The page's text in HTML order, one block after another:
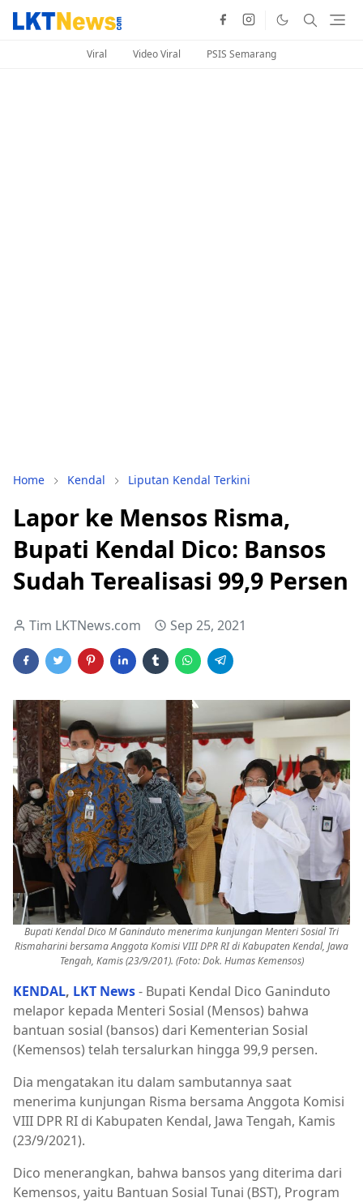
Viral Video Viral PSIS Semarang
Home Kendal Liputan Kendal Terkini
Lapor ke Mensos Risma,
Bupati Kendal Dico: Bansos
Sudah Terealisasi 99,9 Persen
Tim LKTNews.com Sep 25, 2021
Bupati Kendal Dico M Ganinduto menerima kunjungan Menteri Sosial Tri
Rismaharini bersama Anggota Komisi VIII DPR RI di Kabupaten Kendal, Jawa
Tengah, Kamis (23/9/201). (Foto: Dok. Humas Kemensos)
KENDAL, LKT News- Bupati Kendal Dico Ganinduto
melapor kepada Menteri Sosial (Mensos) bahwa
bantuan sosial (bansos) dari Kementerian Sosial
(Kemensos) telah tersalurkan hingga 99,9 persen.
Dia mengatakan itu dalam sambutannya saat
menerima kunjungan Risma bersama Anggota Komisi
VIII DPR RI di Kabupaten Kendal, Jawa Tengah, Kamis
(23/9/2021).
Dico menerangkan, bahwa bansos yang diterima dari
Kemensos, yaitu Bantuan Sosial Tunai (BST), Program